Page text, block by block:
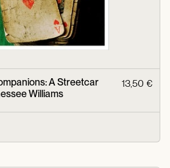
A Streetcar
Williams
13,50 €